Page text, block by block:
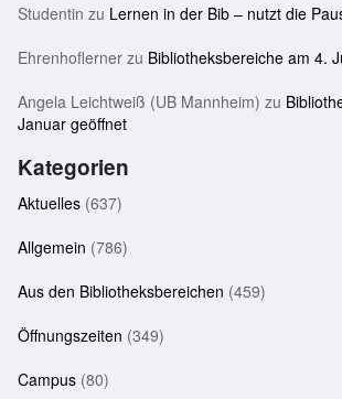
Studentin zu Lernen in der Bib – nutzt die
Ehrenhoflerner zu Bibliotheksbereiche am 4.
Angela Leichtweiß (UB Mannheim) zu
Januar geöffnet
Kategorien
Aktuelles (637)
Allgemein (786)
Aus den Bibliotheksbereichen (459)
Öffnungszeiten (349)
Campus (80)